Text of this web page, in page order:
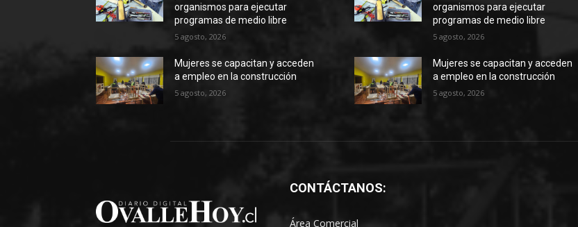
organismos para ejecutar
programas de medio libre
5 agosto, 2026
Mujeres se capacitan y acceden
a empleo en la construcción
5 agosto, 2026
organismos para ejecutar
programas de medio libre
5 agosto, 2026
Mujeres se capacitan y acceden
a empleo en la construcción
5 agosto, 2026
CONTÁCTANOS:
Área Comercial